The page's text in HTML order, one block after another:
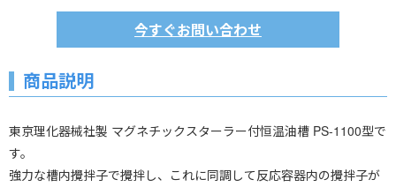
今すぐお問い合わせ
商品説明
東京理化器械社製 マグネチックスターラー付恒温油槽 PS-1100型で
す。
強力な槽内攪拌子で攪拌し、これに同調して反応容器内の攪拌子が